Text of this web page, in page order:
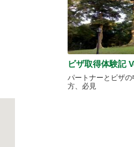
ビザ取得体験記
パートナーとビザ
方、必見